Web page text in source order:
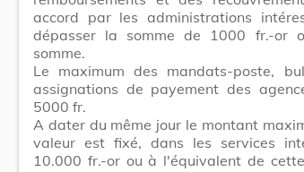
accord par les administrations
dépasser la somme de 1000 fr.-or
somme.
Le maximum des mandats-poste,
assignations de payement des
5000 fr.
A dater du même jour le montant
valeur est fixé, dans les services
10.000 fr.-or ou à l'équivalent de